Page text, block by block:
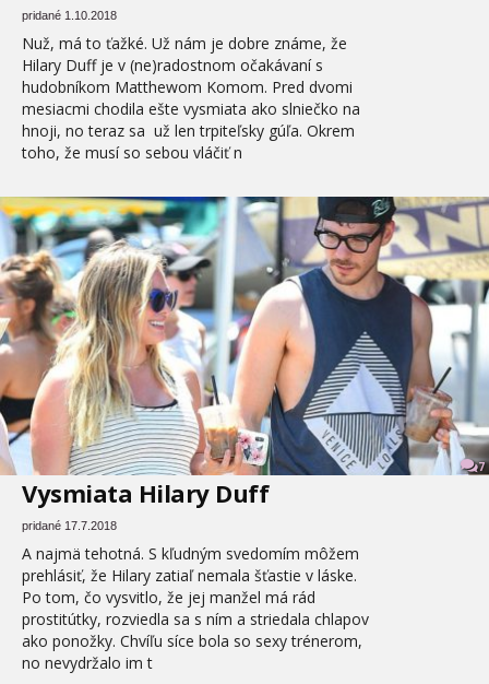
pridané 1.10.2018
Nuž, má to ťažké. Už nám je dobre známe, že
Hilary Duff je v (ne)radostnom očakávaní s
hudobníkom Matthewom Komom. Pred dvomi
mesiacmi chodila ešte vysmiata ako slniečko na
hnoji, no teraz sa už len trpiteľsky gúľa. Okrem
toho, že musí so sebou vláčiť n
7
Vysmiata Hilary Duff
pridané 17.7.2018
A najmä tehotná. S kľudným svedomím môžem
prehlásiť, že Hilary zatiaľ nemala šťastie v láske.
Po tom, čo vysvitlo, že jej manžel má rád
prostitútky, rozviedla sa s ním a striedala chlapov
ako ponožky. Chvíľu síce bola so sexy trénerom,
no nevydržalo im t